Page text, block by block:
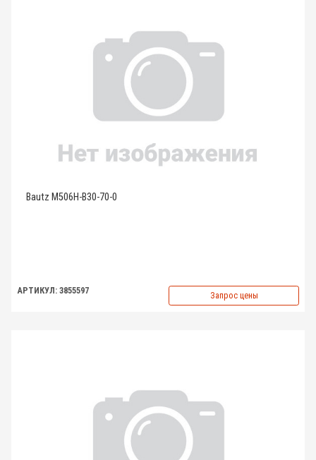
Bautz M506H-B30-70-0
АРТИКУЛ: 3855597 Запрос цены